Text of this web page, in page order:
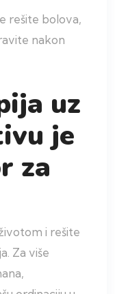
rešite bolova,
nakon
uz
je
za
i rešite
Za više